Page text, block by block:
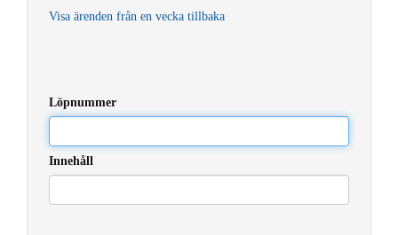
Visa ärenden från en vecka tillbaka
Löpnummer
Innehåll